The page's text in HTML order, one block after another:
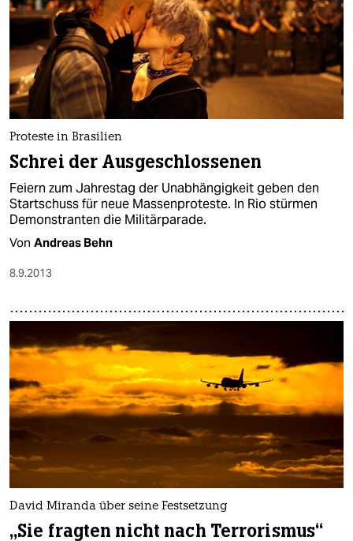
Proteste in Brasilien
Schrei der Ausgeschlossenen
Feiern zum Jahrestag der Unabhängigkeit geben den
Startschuss für neue Massenproteste. In Rio stürmen
Demonstranten die Militärparade.
Von Andreas Behn
8.9.2013
David Miranda über seine Festsetzung
„Sie fragten nicht nach Terrorismus“